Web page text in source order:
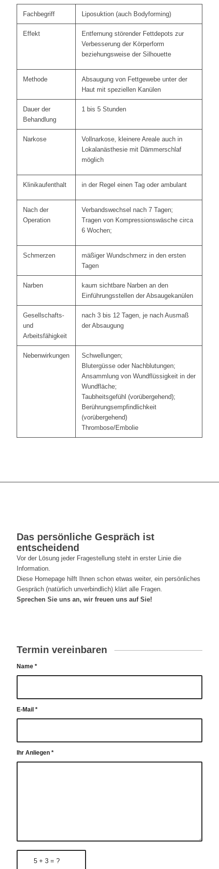
Fachbegriff Liposuktion (auch Bodyforming)
Effekt
Entfernung störender Fettdepots zur
Verbesserung der Körperform
beziehungsweise der Silhouette
Methode
Absaugung von Fettgewebe unter der
Haut mit speziellen Kanülen
Dauer der
Behandlung
1 bis 5 Stunden
Narkose
Vollnarkose, kleinere Areale auch in
Lokalanästhesie mit Dämmerschlaf
möglich
Klinikaufenthalt in der Regel einen Tag oder ambulant
Nach der
Operation
Verbandswechsel nach 7 Tagen;
Tragen von Kompressionswäsche circa
6 Wochen;
Schmerzen
mäßiger Wundschmerz in den ersten
Tagen
Narben
kaum sichtbare Narben an den
Einführungsstellen der Absaugekanülen
Gesellschafts-
und
Arbeitsfähigkeit
nach 3 bis 12 Tagen, je nach Ausmaß
der Absaugung
Nebenwirkungen
Schwellungen;
Blutergüsse oder Nachblutungen;
Ansammlung von Wundflüssigkeit in der
Wundfläche;
Taubheitsgefühl (vorübergehend);
Berührungs­empfindlichkeit
(vorübergehend)
Thrombose/Embolie
Das persönliche Gespräch ist
entscheidend
Vor der Lösung jeder Fragestellung steht in erster Linie die
Information.
Diese Homepage hilft Ihnen schon etwas weiter, ein persönliches
Gespräch (natürlich unverbindlich) klärt alle Fragen.
Sprechen Sie uns an, wir freuen uns auf Sie!
Termin vereinbaren
Name *
E-Mail *
Ihr Anliegen *
5 + 3 = ?